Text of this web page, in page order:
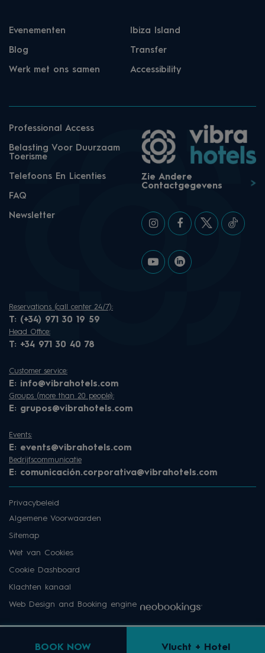
BOOK NOW Vlucht + Hotel
Evenementen Ibiza Island
Blog Transfer
Werk met ons samen Accessibility
Professional Access
Belasting Voor Duurzaam
Toerisme
Telefoons En Licenties
FAQ
Newsletter
Zie Andere
Contactgegevens
Reservations (call center 24/7):
T: (+34) 971 30 19 59
Head Office:
T: +34 971 30 40 78
Customer service:
E: info@vibrahotels.com
Groups (more than 20 people):
E: grupos@vibrahotels.com
Events:
E: events@vibrahotels.com
Bedrijfscommunicatie
E: comunicación.corporativa@vibrahotels.com
Privacybeleid
Algemene Voorwaarden
Sitemap
Wet van Cookies
Cookie Dashboard
Klachten kanaal
Web Design and Booking engine